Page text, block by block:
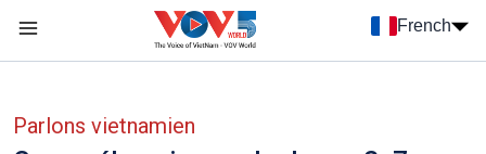
French
Parlons vietnamien